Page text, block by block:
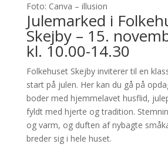
Foto: Canva – illusion
Julemarked i
Skejby – 15.
kl. 10.00-14.30
Folkehuset Skejby inviterer til en
start på julen. Her kan du gå på
boder med hjemmelavet husflid,
fyldt med hjerte og tradition.
og varm, og duften af nybagte
breder sig i hele huset.